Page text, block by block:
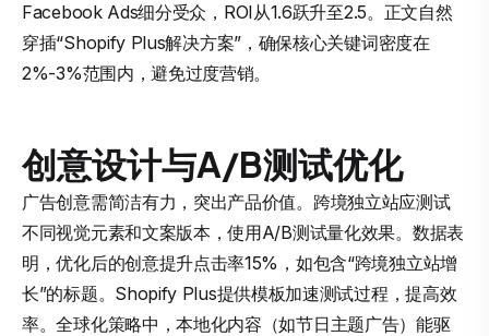
Facebook Ads细分受众，ROI从1.6跃升至2.5。正文自然
穿插“Shopify Plus解决方案”，确保核心关键词密度在
2%-3%范围内，避免过度营销。
创意设计与A/B测试优化
广告创意需简洁有力，突出产品价值。跨境独立站应测试
不同视觉元素和文案版本，使用A/B测试量化效果。数据表
明，优化后的创意提升点击率15%，如包含“跨境独立站增
长”的标题。Shopify Plus提供模板加速测试过程，提高效
率。全球化策略中，本地化内容（如节日主题广告）能驱